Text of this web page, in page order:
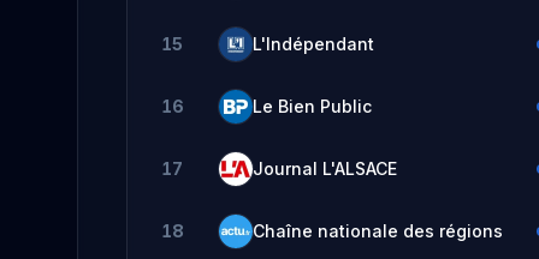
15 L'Indépendant
16 Le Bien Public
17 Journal L'ALSACE
18 Chaîne nationale des régions